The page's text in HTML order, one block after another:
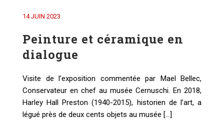
14 JUIN 2023
Peinture et céramique en
dialogue
Visite de l’exposition commentée par Mael Bellec,
Conservateur en chef au musée Cernuschi. En 2018,
Harley Hall Preston (1940-2015), historien de l’art, a
légué près de deux cents objets au musée [...]